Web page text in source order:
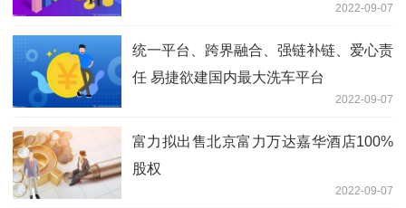
2022-09-07
统一平台、跨界融合、强链补链、爱心责
任 易捷欲建国内最大洗车平台
2022-09-07
富力拟出售北京富力万达嘉华酒店100%
股权
2022-09-07